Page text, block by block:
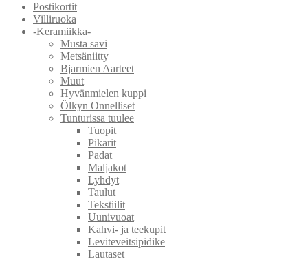
Postikortit
Villiruoka
-Keramiikka-
Musta savi
Metsäniitty
Bjarmien Aarteet
Muut
Hyvänmielen kuppi
Ölkyn Onnelliset
Tunturissa tuulee
Tuopit
Pikarit
Padat
Maljakot
Lyhdyt
Taulut
Tekstiilit
Uunivuoat
Kahvi- ja teekupit
Leviteveitsipidike
Lautaset